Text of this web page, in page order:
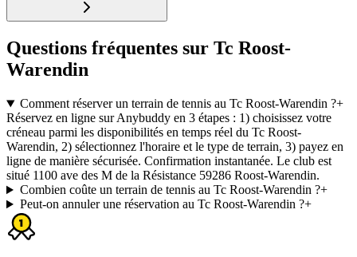
Questions fréquentes sur Tc Roost-
Warendin
Comment réserver un terrain de tennis au Tc Roost-Warendin ?+
Réservez en ligne sur Anybuddy en 3 étapes : 1) choisissez votre
créneau parmi les disponibilités en temps réel du Tc Roost-
Warendin, 2) sélectionnez l'horaire et le type de terrain, 3) payez en
ligne de manière sécurisée. Confirmation instantanée. Le club est
situé 1100 ave des M de la Résistance 59286 Roost-Warendin.
Combien coûte un terrain de tennis au Tc Roost-Warendin ?+
Peut-on annuler une réservation au Tc Roost-Warendin ?+